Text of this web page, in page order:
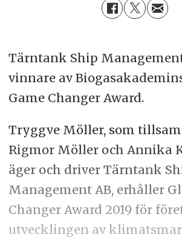
Tärntank Ship
vinnare av
Game Changer Award.
Tryggve Möller, som
Rigmor Möller och Annika
äger och driver Tärntank
Management AB, erhåller
Changer Award 2019 för
utvecklingen av